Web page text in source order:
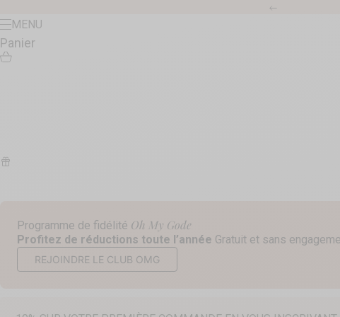
Précédent
Menu
MENU
Panier
Programme de fidélité Oh My Gode
Profitez de réductions toute l’année Gratuit et sans
REJOINDRE LE CLUB OMG